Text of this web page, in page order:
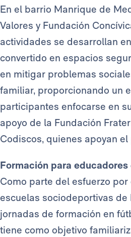
En el barrio Manrique de
Valores y Fundación
actividades se desarrollan
convertido en espacios
en mitigar problemas
familiar, proporcionando un
participantes enfocarse en
apoyo de la Fundación
Codiscos, quienes apoyan
Formación para
Como parte del esfuerzo
escuelas sociodeportivas
jornadas de formación en
tiene como objetivo